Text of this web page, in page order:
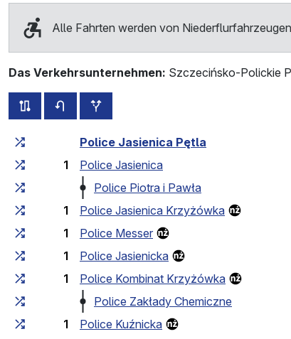
Alle Fahrten werden von
Das Verkehrsunternehmen: Szczecińsko-Polickie
alle Strecken dieser Linie
Fahrplan für die Gegenrichtung
Fahrtzeit zunehmend Fahrtzeit zwischen den
Police Jasienica Pętla
1
Police Jasienica
Police Piotra i Pawła
1
Police Jasienica Krzyżówka
1
Police Messer
1
Police Jasienicka
1
Police Kombinat Krzyżówka
Police Zakłady Chemiczne
1
Police Kuźnicka